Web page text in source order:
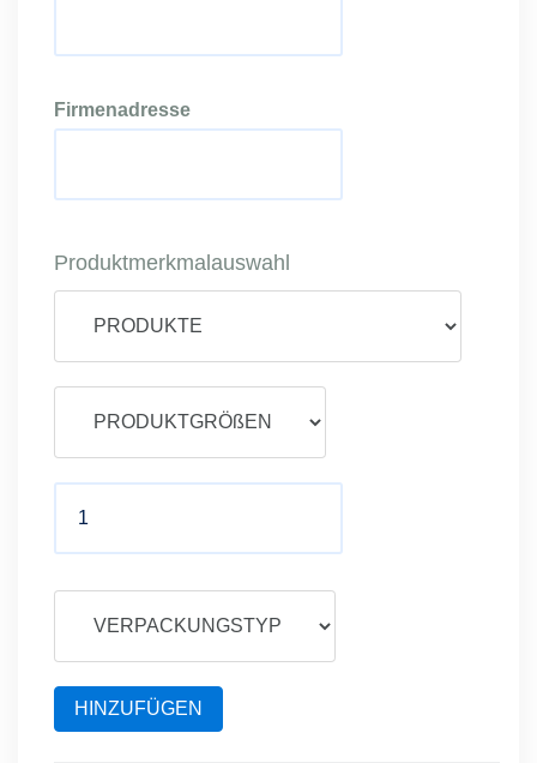
Firmenadresse
Produktmerkmalauswahl
HINZUFÜGEN